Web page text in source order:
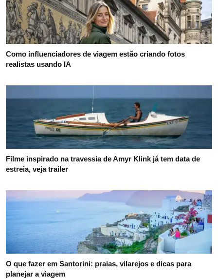
Como influenciadores de viagem estão criando fotos
realistas usando IA
Filme inspirado na travessia de Amyr Klink já tem data de
estreia, veja trailer
O que fazer em Santorini: praias, vilarejos e dicas para
planejar a viagem